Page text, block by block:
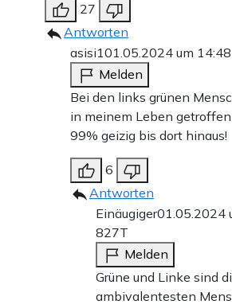
27
Antworten
asisi101.05.2024 um
Melden
Bei den links grünen
in meinem Leben
99% geizig bis dort hinaus!
6
Antworten
Einäugiger01.05.2024
827T
Melden
Grüne und Linke sind
ambivalentesten